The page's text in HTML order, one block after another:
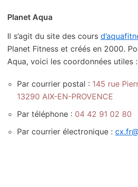
Planet Aqua
Il s’agit du site des cours
Planet Fitness et créés en 2000.
Aqua, voici les coordonnées utiles :
Par courrier postal : 145 rue
13290 AIX-EN-PROVENCE
Par téléphone : 04 42 91 02 80
Par courrier électronique :